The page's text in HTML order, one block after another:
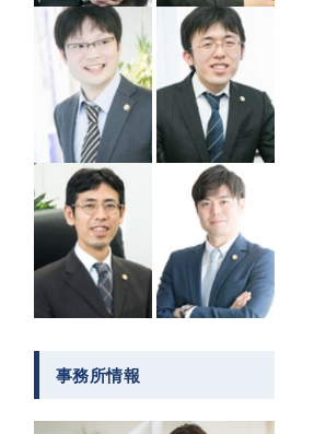
事務所情報